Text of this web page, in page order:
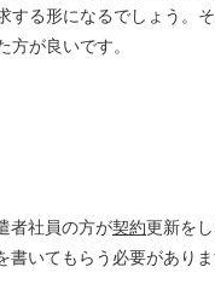
する形になるでしょう。
方が良いです。
者社員の方が契約更新を
書いてもらう必要があり